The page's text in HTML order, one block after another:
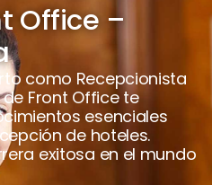
Office –
como Recepcionista
Front Office te
esenciales
de hoteles.
exitosa en el mundo